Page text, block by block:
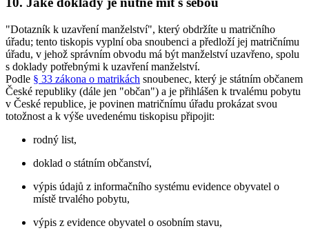
"Dotazník k uzavření manželství", který obdržíte u matričního
úřadu; tento tiskopis vyplní oba snoubenci a předloží jej matričnímu
úřadu, v jehož správním obvodu má být manželství uzavřeno, spolu
s doklady potřebnými k uzavření manželství.
Podle § 33 zákona o matrikách snoubenec, který je státním občanem
České republiky (dále jen "občan") a je přihlášen k trvalému pobytu
v České republice, je povinen matričnímu úřadu prokázat svou
totožnost a k výše uvedenému tiskopisu připojit:
rodný list,
doklad o státním občanství,
výpis údajů z informačního systému evidence obyvatel o
místě trvalého pobytu,
výpis z evidence obyvatel o osobním stavu,